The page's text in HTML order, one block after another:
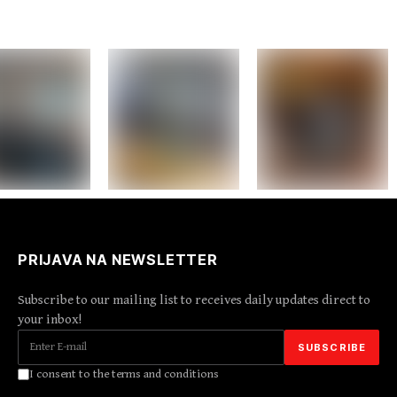
PRIJAVA NA NEWSLETTER
Subscribe to our mailing list to receives daily updates direct to
your inbox!
I consent to the terms and conditions